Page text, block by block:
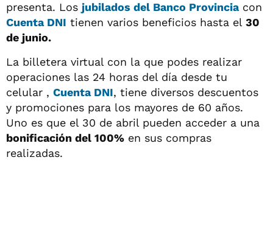
presenta. Los jubilados del Banco Provinciacon
Cuenta DNI tienen varios beneficios hasta el 30
de junio.
La billetera virtual con la que podes realizar
operaciones las 24 horas del día desde tu
celular , Cuenta DNI, tiene diversos descuentos
y promociones para los mayores de 60 años.
Uno es que el 30 de abril pueden acceder a una
bonificación del 100% en sus compras
realizadas.